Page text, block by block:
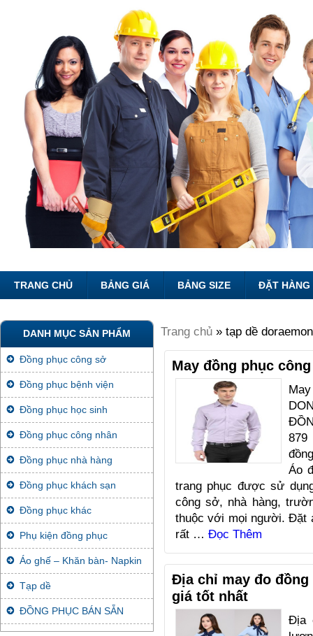
TRANG CHỦ BẢNG GIÁ BẢNG SIZE ĐẶT HÀNG
Trang chủ » tạp dề doraemon
May đồng phục
879
Áo
trang phục được sử
công sở, nhà hàng,
thuộc với mọi người. Đặt
rất … Đọc Thêm
Địa chỉ may đo
giá tốt nhất
Địa
DANH MỤC SẢN PHẨM
Đồng phục công sở
Đồng phục bệnh viện
Đồng phục học sinh
Đồng phục công nhân
Đồng phục nhà hàng
Đồng phục khách sạn
Đồng phục khác
Phụ kiện đồng phục
Áo ghế – Khăn bàn- Napkin
Tạp dề
ĐỒNG PHỤC BÁN SẴN